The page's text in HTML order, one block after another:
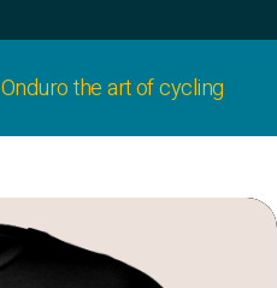
Onduro the art of cycling